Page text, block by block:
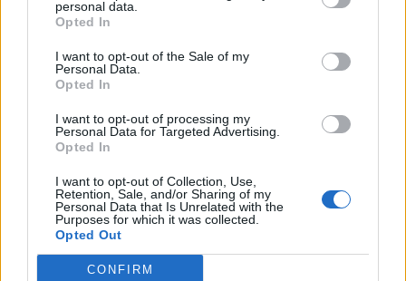
personal data.
Opted In
I want to opt-out of the Sale of my
Personal Data.
Opted In
I want to opt-out of processing my
Personal Data for Targeted Advertising.
Opted In
I want to opt-out of Collection, Use,
Retention, Sale, and/or Sharing of my
Personal Data that Is Unrelated with the
Purposes for which it was collected.
Opted Out
CONFIRM
Il materiale (testo, foto e video) consultabile in questo portale è di nostra proprietà.
Alcune foto (screenshot) ed articoli presenti su "Calciomercato Magazine" sono in parte
giunti da internet, in quanto arrivati alla nostra attenzione attraverso regolari
comunicati stampa con immagini e testi allegati ed autorizzati alla pubblicazione, e
quindi valutati di pubblico dominio. Se i soggetti o gli autori avessero qualcosa in
contrario alla pubblicazione, non avranno che da segnalarlo alla redazione (indirizzo
redazione@napolimagazine.com